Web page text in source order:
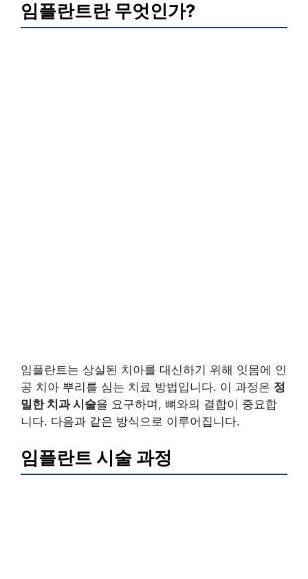
임플란트란 무엇인가?
임플란트는 상실된 치아를 대신하기 위해 잇몸에 인
공 치아 뿌리를 심는 치료 방법입니다. 이 과정은 정
밀한 치과 시술을 요구하며, 뼈와의 결합이 중요합
니다. 다음과 같은 방식으로 이루어집니다.
임플란트 시술 과정